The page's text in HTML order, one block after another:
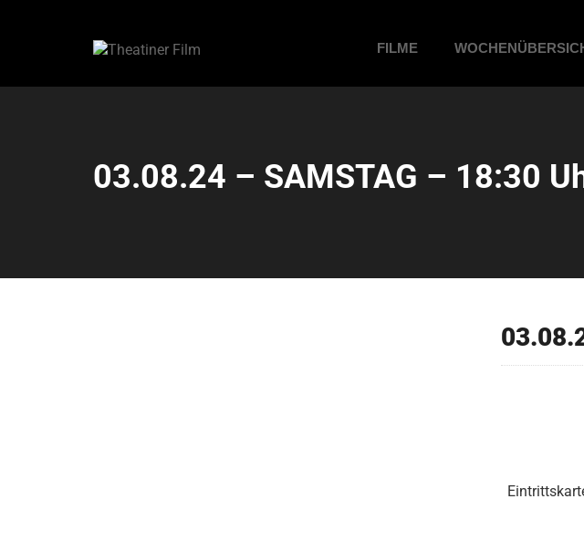
FILME
03.08.24 – SAMSTAG – 18:30